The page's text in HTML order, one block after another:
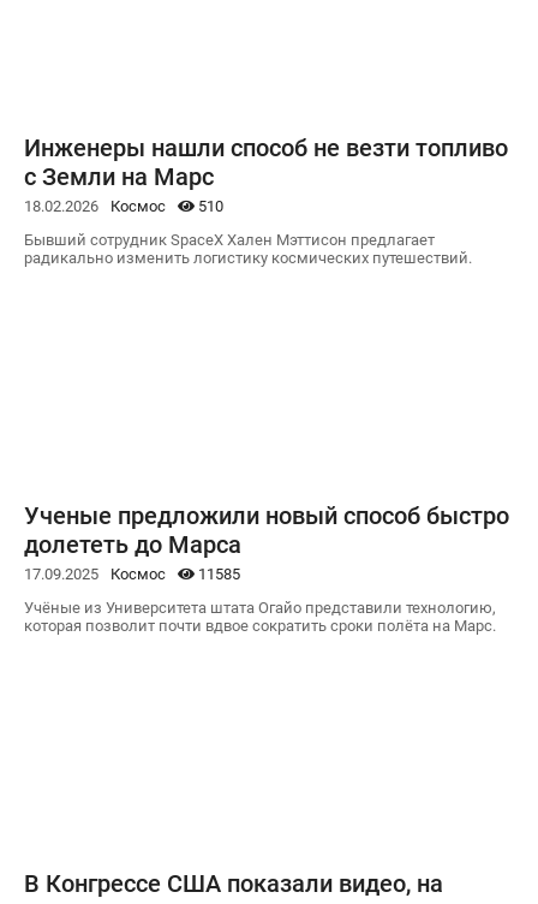
Инженеры нашли способ не везти топливо
с Земли на Марс
18.02.2026 Космос
510
Бывший сотрудник SpaceX Хален Мэттисон предлагает
радикально изменить логистику космических путешествий.
Ученые предложили новый способ быстро
долететь до Марса
17.09.2025 Космос
11585
Учёные из Университета штата Огайо представили технологию,
которая позволит почти вдвое сократить сроки полёта на Марс.
В Конгрессе США показали видео, на